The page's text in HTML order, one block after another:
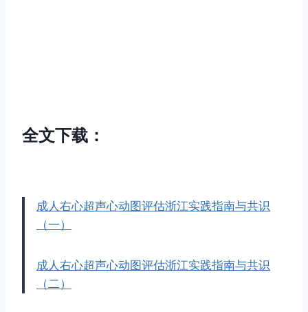
全文下载：
成人右心超声心动图评估浙江实践指南与共识
（一）
成人右心超声心动图评估浙江实践指南与共识
（二）